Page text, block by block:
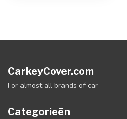
CarkeyCover.com
For almost all brands of car
Categorieën